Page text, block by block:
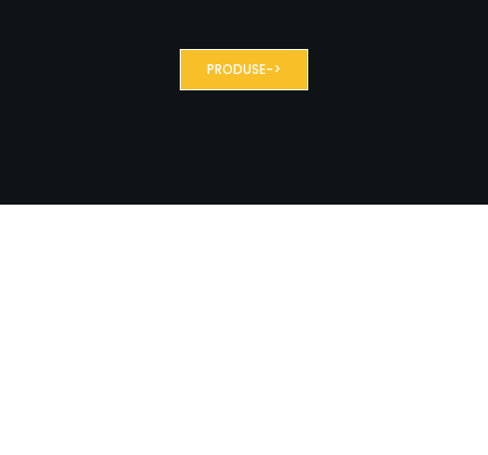
PRODUSE->